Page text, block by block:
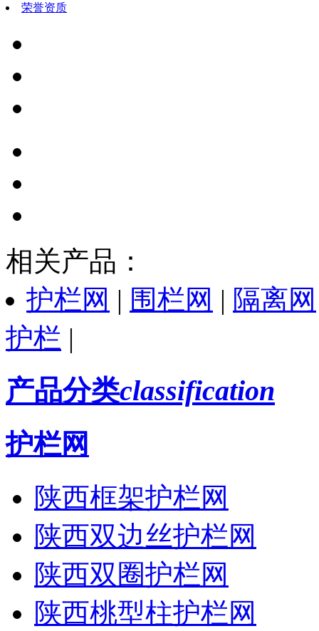
荣誉资质
相关产品：
护栏网 | 围栏网 | 隔离网
护栏 |
产品分类classification
护栏网
陕西框架护栏网
陕西双边丝护栏网
陕西双圈护栏网
陕西桃型柱护栏网